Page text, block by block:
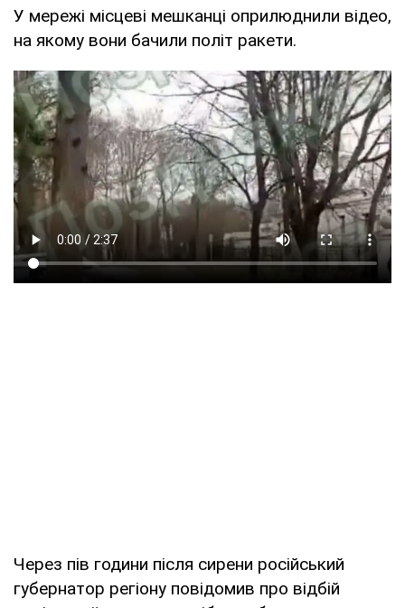
У мережі місцеві мешканці оприлюднили відео,
на якому вони бачили політ ракети.
Через пів години після сирени російський
губернатор регіону повідомив про відбій